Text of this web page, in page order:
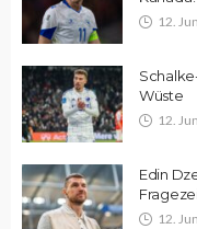
12.
Wüste
12.
Edin
12.